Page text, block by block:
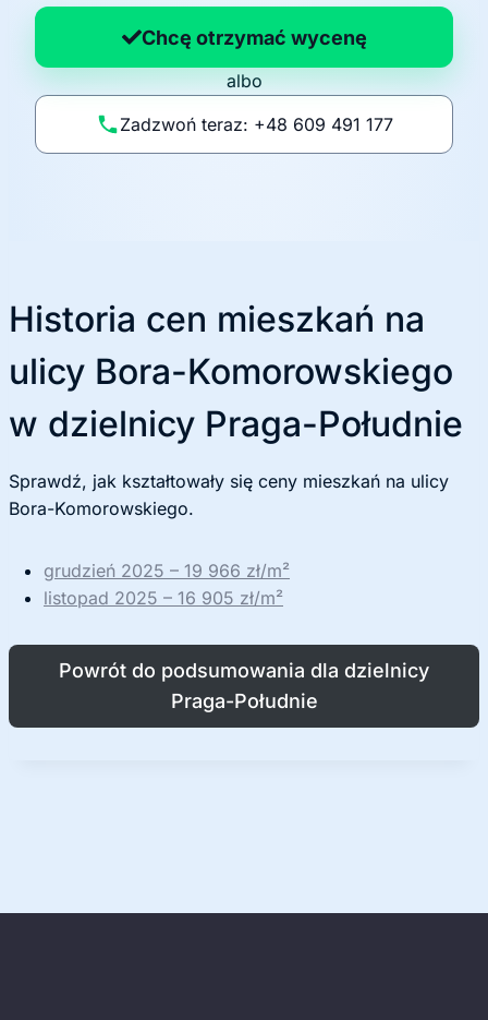
p
li
t
Chcę otrzymać wycenę
albo
Zadzwoń teraz: +48 609 491 177
Historia cen mieszkań na
ulicy Bora-Komorowskiego
w dzielnicy Praga-Południe
Sprawdź, jak kształtowały się ceny mieszkań na ulicy
Bora-Komorowskiego.
grudzień 2025 – 19 966 zł/m²
listopad 2025 – 16 905 zł/m²
Powrót do podsumowania dla dzielnicy
Praga-Południe